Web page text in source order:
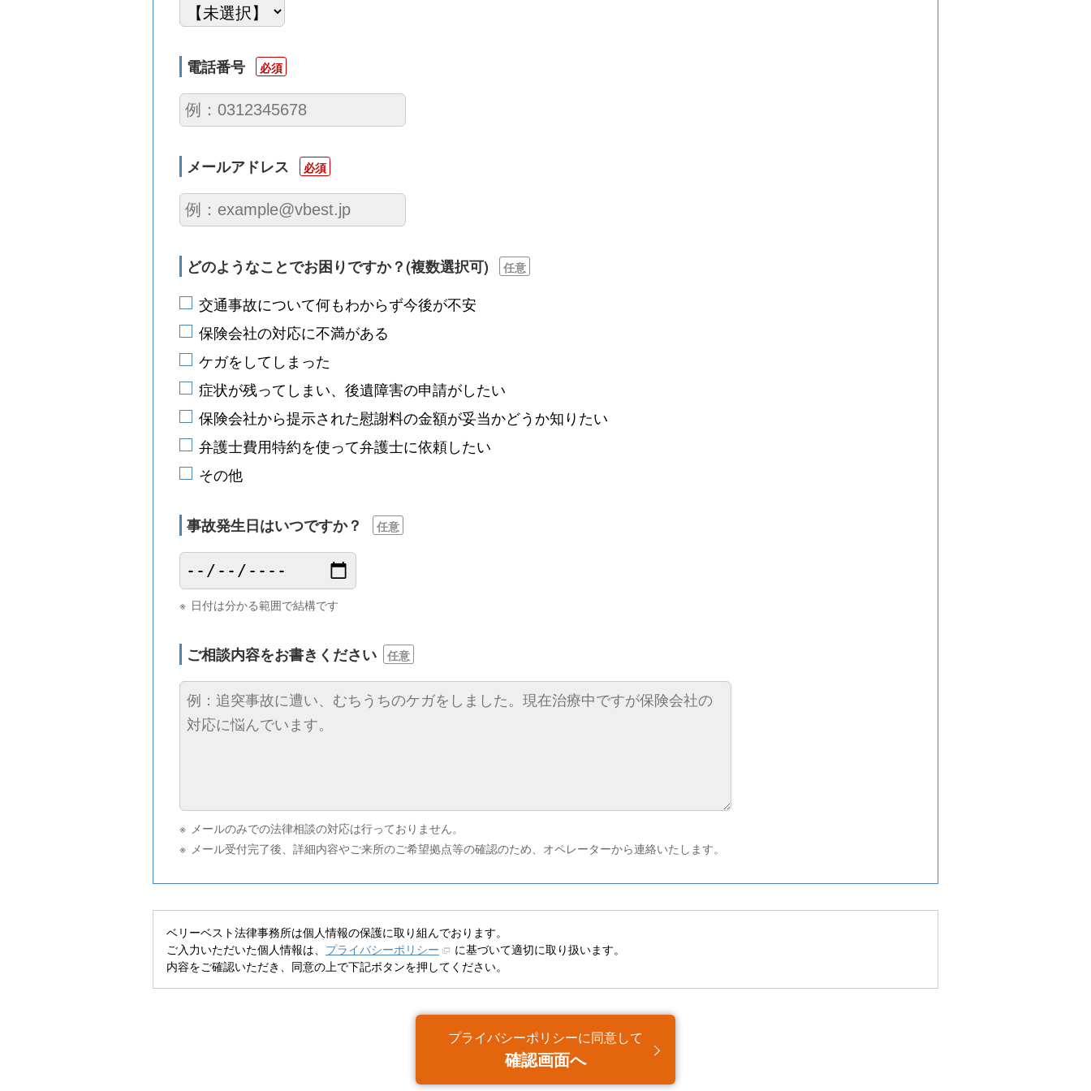
電話番号 必須
メールアドレス 必須
どのようなことでお困りですか？(複数選択可) 任意
交通事故について何もわからず今後が不安
保険会社の対応に不満がある
ケガをしてしまった
症状が残ってしまい、後遺障害の申請がしたい
保険会社から提示された慰謝料の金額が妥当かどうか知りたい
弁護士費用特約を使って弁護士に依頼したい
その他
事故発生日はいつですか？ 任意
日付は分かる範囲で結構です
ご相談内容をお書きください 任意
メールのみでの法律相談の対応は行っておりません。
メール受付完了後、詳細内容やご来所のご希望拠点等の確認のため、オペレーターから連絡いたします。
ベリーベスト法律事務所は個人情報の保護に取り組んでおります。
ご入力いただいた個人情報は、 プライバシーポリシー
に基づいて適切に取り扱います。
内容をご確認いただき、同意の上で下記ボタンを押してください。
プライバシーポリシーに同意して
確認画面へ